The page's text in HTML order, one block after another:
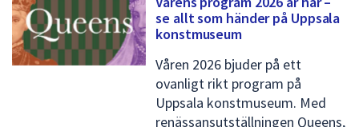
se allt som händer på Uppsala
konstmuseum
Våren 2026 bjuder på ett
ovanligt rikt program på
Uppsala konstmuseum. Med
renässansutställningen Queens,